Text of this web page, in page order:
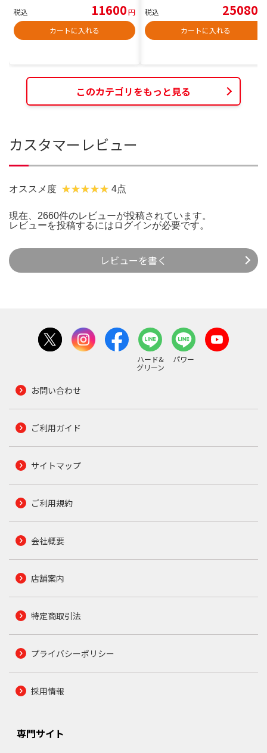
税込 11600円
カートに入れる
税込 25080
カートに入れる
このカテゴリをもっと見る
カスタマーレビュー
オススメ度 4点
現在、2660件のレビューが投稿されています。
レビューを投稿するには ログインが必要です。
レビューを書く
ハード&
グリーン
パワー
お問い合わせ
ご利用ガイド
サイトマップ
ご利用規約
会社概要
店舗案内
特定商取引法
プライバシーポリシー
採用情報
専門サイト